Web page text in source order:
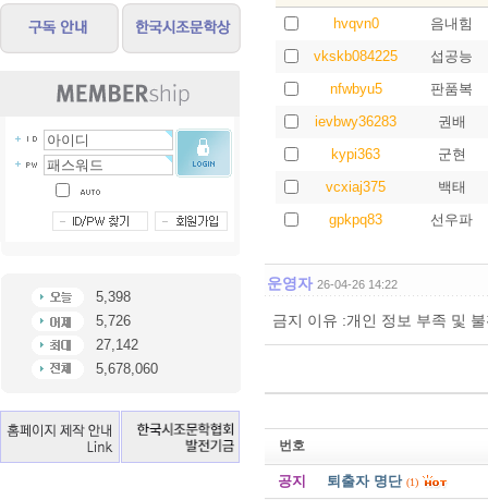
5,398
5,726
27,142
5,678,060
hvqvn0
음내힘
vkskb084225
섭공능
nfwbyu5
판품복
ievbwy36283
권배
kypi363
군현
vcxiaj375
백태
gpkpq83
선우파
운영자 26-04-26 14:22
금지 이유 :개인 정보 부족 및
번호
공지 퇴출자 명단 (1)